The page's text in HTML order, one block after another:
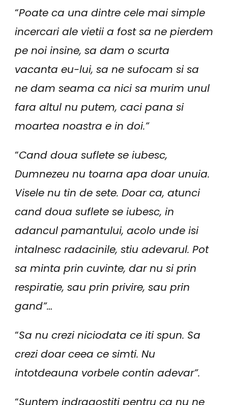
“Poate ca una dintre cele mai simple
incercari ale vietii a fost sa ne pierdem
pe noi insine, sa dam o scurta
vacanta eu-lui, sa ne sufocam si sa
ne dam seama ca nici sa murim unul
fara altul nu putem, caci pana si
moartea noastra e in doi.”
“Cand doua suflete se iubesc,
Dumnezeu nu toarna apa doar unuia.
Visele nu tin de sete. Doar ca, atunci
cand doua suflete se iubesc, in
adancul pamantului, acolo unde isi
intalnesc radacinile, stiu adevarul. Pot
sa minta prin cuvinte, dar nu si prin
respiratie, sau prin privire, sau prin
gand”…
“Sa nu crezi niciodata ce iti spun. Sa
crezi doar ceea ce simti. Nu
intotdeauna vorbele contin adevar”.
“Suntem indragostiti pentru ca nu ne